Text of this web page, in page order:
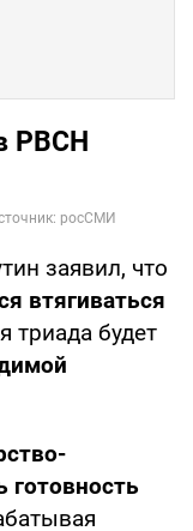
РВСН
заявил, что
втягиваться
триада будет
готовность